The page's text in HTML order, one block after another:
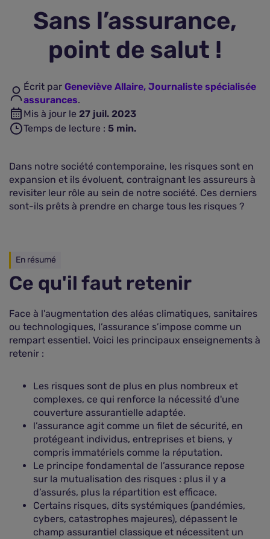
Assurance vie
Plus d'assurances
Sans l’assurance,
point de salut !
Écrit par Geneviève Allaire, Journaliste spécialisée
assurances.
Mis à jour le 27 juil. 2023
Temps de lecture : 5 min.
Dans notre société contemporaine, les risques sont en
expansion et ils évoluent, contraignant les assureurs à
revisiter leur rôle au sein de notre société. Ces derniers
sont-ils prêts à prendre en charge tous les risques ?
En résumé
Ce qu'il faut retenir
Face à l'augmentation des aléas climatiques, sanitaires
ou technologiques, l’assurance s’impose comme un
rempart essentiel. Voici les principaux enseignements à
retenir :
Les risques sont de plus en plus nombreux et
complexes, ce qui renforce la nécessité d'une
couverture assurantielle adaptée.
l’assurance agit comme un filet de sécurité, en
protégeant individus, entreprises et biens, y
compris immatériels comme la réputation.
Le principe fondamental de l’assurance repose
sur la mutualisation des risques : plus il y a
d’assurés, plus la répartition est efficace.
Certains risques, dits systémiques (pandémies,
cybers, catastrophes majeures), dépassent le
champ assurantiel classique et nécessitent un